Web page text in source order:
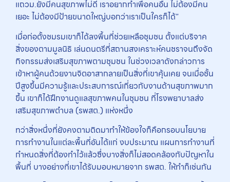
แถวม.ยังมีคนสุขภาพไม่ดี เราอยากทำเพื่อคนอื่น ไม่ต้องมีคน
เยอะ ไม่ต้องมีป้ายขนาดใหญ่บอกว่าเราเป็นใครก็ได้”
เมื่อก่อตั้งชมรมเขาก็ได้ลงพื้นที่ช่วยเหลือชุมชน ตั้งแต่บริจาค
สิ่งของตามมูลนิธิ เล่นดนตรีที่สถานสงเคราะห์คนชราจนถึงจัด
กิจกรรมส่งเสริมสุขภาพตามชุมชน ในช่วงเวลาดังกล่าวการ
เข้าหาผู้คนด้วยงานจิตอาสากลายเป็นสิ่งที่เขาคุ้นเคย จนเมื่อชั้น
ปีสูงขึ้นมีความรู้และประสบการณ์เกี่ยวกับงานด้านสุขภาพมาก
ขึ้น เขาก็ได้ฝึกงานดูแลสุขภาพคนในชุมชน ที่โรงพยาบาลส่ง
เสริมสุขภาพตำบล (รพสต.) แห่งหนึ่ง
ทว่าสิ่งหนึ่งที่ยังคงตามติดมาทำให้ข้องใจก็คือกรอบนโยบาย
การทำงานในแต่ละพื้นที่อันได้แก่ งบประมาณ แผนการทำงานที่
กำหนดสิ่งที่ต้องทำไว้แล้วซึ่งบางสิ่งก็ไม่สอดคล้องกับปัญหาใน
พื้นที่ บางอย่างที่เขาได้รับมอบหมายจาก รพสต. ให้ทำก็เช่นกัน